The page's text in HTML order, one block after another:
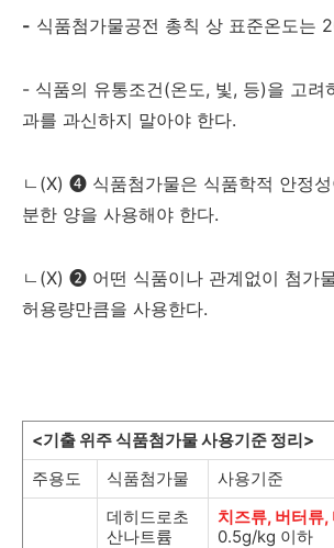
- 식품첨가물공전 총칙 상 표준온도는
- 식품의 유통조건(온도, 빛, 등)을 고려
과를 과신하지 말아야 한다.
ㄴ (X) ❹ 식품첨가물은 식품학적 안정
분한 양을 사용해야 한다.
ㄴ (X) ❷ 어떤 식품이나 관계없이 첨가
허용량만큼을 사용한다.
<기출 위주 식품첨가물 사용기준 정리>
주용도
식품첨가물
사용기준
데히드로초
산나트륨
치즈류, 버터류,
0.5g/kg 이하